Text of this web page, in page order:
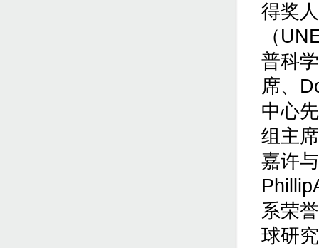
得奖
（
普科
席、
中心
组主
嘉许
系荣
球研